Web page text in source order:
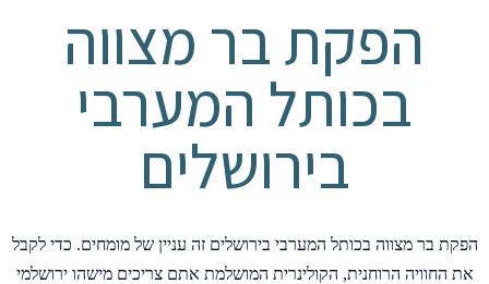
הפקת בר מצווה
בכותל המערבי
בירושלים
הפקת בר מצווה בכותל המערבי בירושלים זה עניין של מומחים. כדי לקבל
את החוויה הרוחנית, הקולינרית המושלמת אתם צריכים מישהו ירושלמי